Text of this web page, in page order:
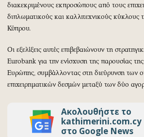
διακεκριμένους εκπροσώπους από τους
διπλωματικούς και καλλιτεχνικούς κύκλους
Κύπρου.
Οι εξελίξεις αυτές επιβεβαιώνουν τη
Eurobank για την ενίσχυση της παρουσίας
Ευρώπης, συμβάλλοντας στη διεύρυνση των
επιχειρηματικών δεσμών μεταξύ των δύο
Ακολουθήστε το
kathimerini.com.cy
στο Google News